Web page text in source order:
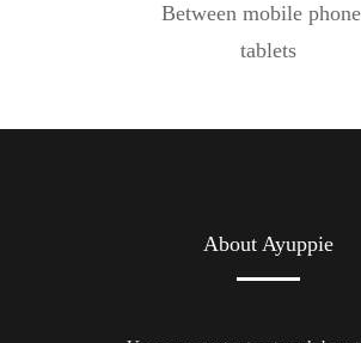
Between mobile
tablets
About Ayuppie